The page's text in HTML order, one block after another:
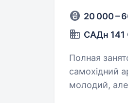
20 000 –
САДн
Полная
самохідний
молодий, але